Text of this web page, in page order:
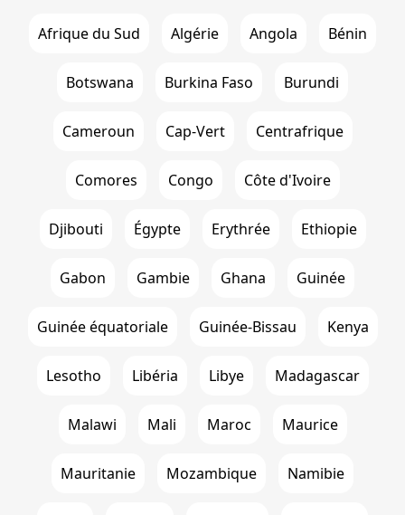
Afrique du Sud Algérie Angola Bénin
Botswana Burkina Faso Burundi
Cameroun Cap-Vert Centrafrique
Comores Congo Côte d'Ivoire
Djibouti Égypte Erythrée Ethiopie
Gabon Gambie Ghana Guinée
Guinée équatoriale Guinée-Bissau Kenya
Lesotho Libéria Libye Madagascar
Malawi Mali Maroc Maurice
Mauritanie Mozambique Namibie